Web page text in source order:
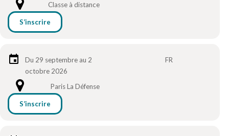
Classe à distance
S’inscrire
Du 29 septembre au 2
octobre 2026
FR
Paris La Défense
S’inscrire